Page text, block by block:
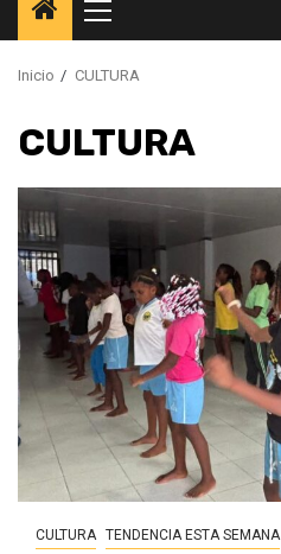
Menú
principal
Inicio CULTURA
CULTURA
CULTURA TENDENCIA ESTA SEMANA